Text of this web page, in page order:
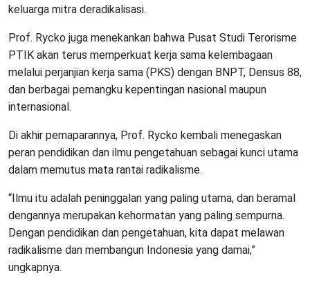
keluarga mitra deradikalisasi.
Prof. Rycko juga menekankan bahwa Pusat Studi Terorisme
PTIK akan terus memperkuat kerja sama kelembagaan
melalui perjanjian kerja sama (PKS) dengan BNPT, Densus 88,
dan berbagai pemangku kepentingan nasional maupun
internasional.
Di akhir pemaparannya, Prof. Rycko kembali menegaskan
peran pendidikan dan ilmu pengetahuan sebagai kunci utama
dalam memutus mata rantai radikalisme.
“Ilmu itu adalah peninggalan yang paling utama, dan beramal
dengannya merupakan kehormatan yang paling sempurna.
Dengan pendidikan dan pengetahuan, kita dapat melawan
radikalisme dan membangun Indonesia yang damai,”
ungkapnya.